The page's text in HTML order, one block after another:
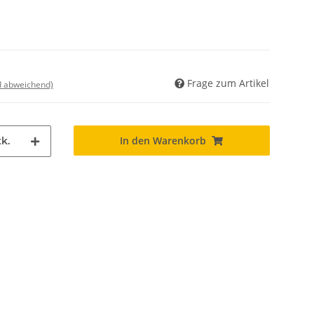
abweichend) Frage zum Artikel
In den Warenkorb